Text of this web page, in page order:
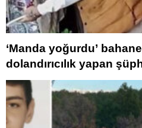
‘Manda yoğurdu’
dolandırıcılık yapan